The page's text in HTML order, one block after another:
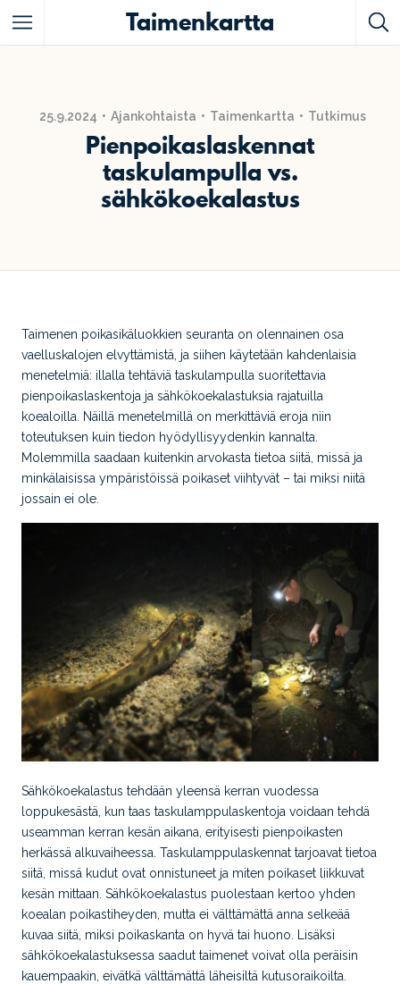
Taimenkartta
25.9.2024 Ajankohtaista Taimenkartta Tutkimus
Pienpoikaslaskennat
taskulampulla vs.
sähkökoekalastus
Taimenen poikasikäluokkien seuranta on olennainen osa
vaelluskalojen elvyttämistä, ja siihen käytetään kahdenlaisia
menetelmiä: illalla tehtäviä taskulampulla suoritettavia
pienpoikaslaskentoja ja sähkökoekalastuksia rajatuilla
koealoilla. Näillä menetelmillä on merkittäviä eroja niin
toteutuksen kuin tiedon hyödyllisyydenkin kannalta.
Molemmilla saadaan kuitenkin arvokasta tietoa siitä, missä ja
minkälaisissa ympäristöissä poikaset viihtyvät – tai miksi niitä
jossain ei ole.
Sähkökoekalastus tehdään yleensä kerran vuodessa
loppukesästä, kun taas taskulamppulaskentoja voidaan tehdä
useamman kerran kesän aikana, erityisesti pienpoikasten
herkässä alkuvaiheessa. Taskulamppulaskennat tarjoavat tietoa
siitä, missä kudut ovat onnistuneet ja miten poikaset liikkuvat
kesän mittaan. Sähkökoekalastus puolestaan kertoo yhden
koealan poikastiheyden, mutta ei välttämättä anna selkeää
kuvaa siitä, miksi poikaskanta on hyvä tai huono. Lisäksi
sähkökoekalastuksessa saadut taimenet voivat olla peräisin
kauempaakin, eivätkä välttämättä läheisiltä kutusoraikoilta.